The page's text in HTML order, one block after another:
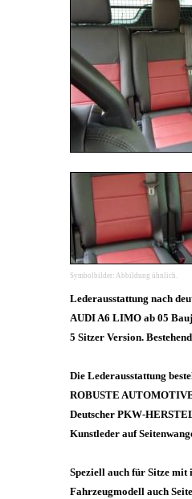
Symbolbilder: Abbildung ühnlich.
Lederausstattung nach
AUDI A6 LIMO ab 05
5 Sitzer Version.
Die Lederausstattung
ROBUSTE
Deutscher PKW-
Kunstleder auf
Speziell auch für Sitze
Fahrzeugmodell auch